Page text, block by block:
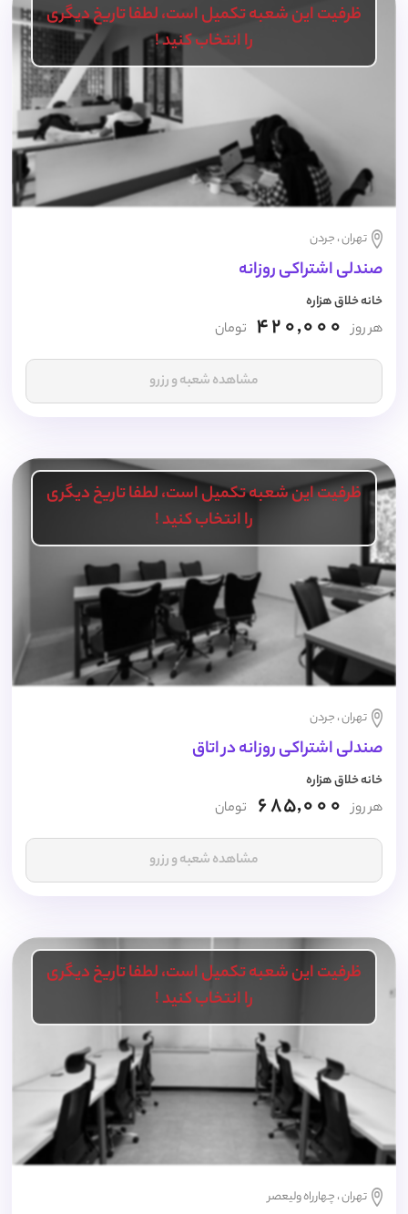
ظرفیت این شعبه تکمیل است، لطفا تاریخ دیگری
را انتخاب کنید !
تهران ، جردن
صندلی اشتراکی روزانه
خانه خلاق هزاره
هر روز 420,000 تومان
مشاهده شعبه و رزرو
ظرفیت این شعبه تکمیل است، لطفا تاریخ دیگری
را انتخاب کنید !
تهران ، جردن
صندلی اشتراکی روزانه در اتاق
خانه خلاق هزاره
هر روز 685,000 تومان
مشاهده شعبه و رزرو
ظرفیت این شعبه تکمیل است، لطفا تاریخ دیگری
را انتخاب کنید !
تهران ، چهارراه ولیعصر